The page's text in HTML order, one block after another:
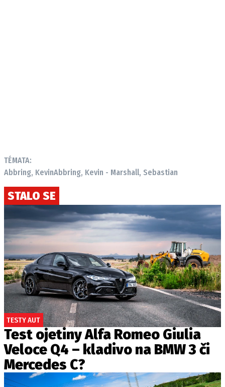
TÉMATA:
Abbring, KevinAbbring, Kevin - Marshall, Sebastian
STALO SE
TESTY AUT
Test ojetiny Alfa Romeo Giulia
Veloce Q4 – kladivo na BMW 3 či
Mercedes C?